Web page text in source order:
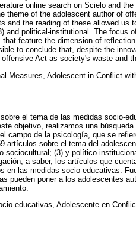
online search on Scielo and
theme of the adolescent author of
and the reading of these allowed us
and political-institutional. The focus
feature the dimension of
to conclude that, despite the
Act as society's waste and
Measures, Adolescent in Conflict
el tema de las medidas socio-
objetivo, realizamos una
campo de la psicología, que se
artículos sobre el tema del
sociocultural; (3) y político-
a saber, los artículos que
en las medidas socio-educativas.
pueden poner a los adolescentes
educativas, Adolescente en